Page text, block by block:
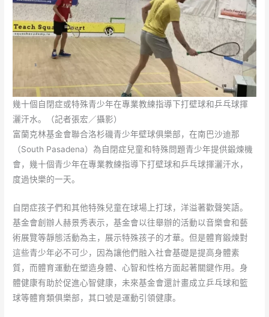
幾十個自閉症或特殊青少年在專業教練指導下打壁球和乒乓球揮
灑汗水。（記者張宏／攝影）
富蘭克林基金會聯合洛杉磯青少年壁球俱樂部，在南巴沙迪那
（South Pasadena）為自閉症兒童和特殊問題青少年提供鍛煉機
會，幾十個青少年在專業教練指導下打壁球和乒乓球揮灑汗水，
度過快樂的一天。
自閉症孩子們和其他特殊兒童在球場上打球，洋溢著歡聲笑語。
基金會創辦人赫景秀表示，基金會以往舉辦的活動以音樂會和藝
術展覽等靜態活動為主，展示特殊孩子的才華。但是體育鍛煉對
這些青少年必不可少，因為讓他們融入社會基礎是提高身體素
質，而體育運動在塑造身體、心智和性格方面起著關鍵作用。身
體健康有助於促進心智健康，未來基金會還計畫成立乒乓球和籃
球等體育類俱樂部，其口號是運動引領健康。